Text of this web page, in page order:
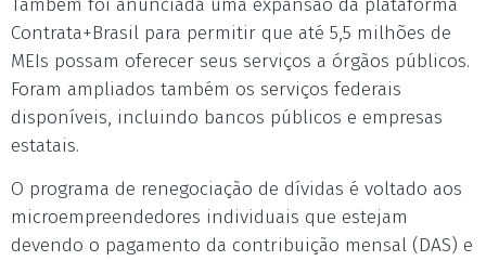
Também foi anunciada uma expansão da plataforma
Contrata+Brasil para permitir que até 5,5 milhões de
MEIs possam oferecer seus serviços a órgãos públicos.
Foram ampliados também os serviços federais
disponíveis, incluindo bancos públicos e empresas
estatais.
O programa de renegociação de dívidas é voltado aos
microempreendedores individuais que estejam
devendo o pagamento da contribuição mensal (DAS) e